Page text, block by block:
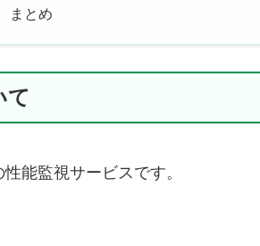
まとめ
て
能監視サービスです。